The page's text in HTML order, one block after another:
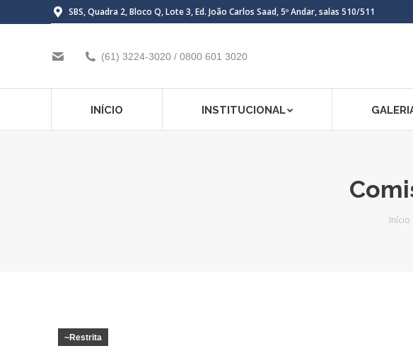
SBS, Quadra 2, Bloco Q, Lote 3, Ed. João Carlos Saad, 5º Andar, salas 510/511
(61) 3224-3020 / 0800 601 3020
INÍCIO INSTITUCIONAL
Você
Início
~Restrita